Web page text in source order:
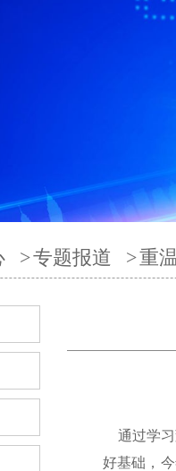
>专题报道 >重
通过学
好基础，